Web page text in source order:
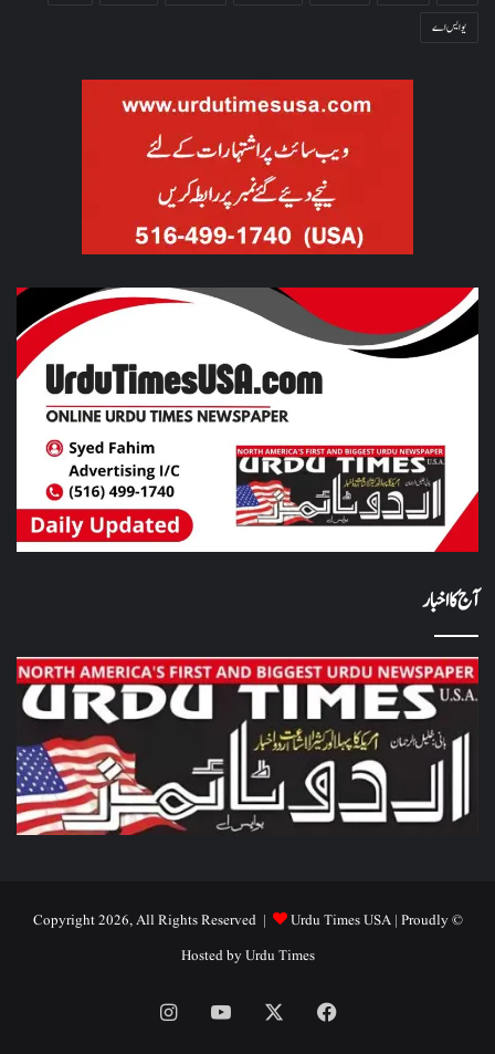
یو ایس اے
آج کا اخبار
© Copyright 2026, All Rights Reserved |
Urdu Times USA| Proudly
Hosted byUrdu Times
Facebook
YouTube